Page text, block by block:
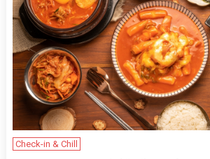
Check-in & Chill